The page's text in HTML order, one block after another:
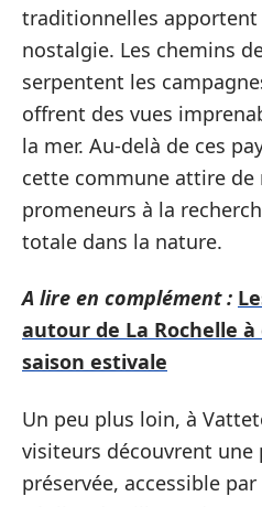
traditionnelles apportent
nostalgie. Les chemins
serpentent les
offrent des vues
la mer. Au-delà de ces
cette commune attire de
promeneurs à la
totale dans la nature.
A lire en complément :
autour de La Rochelle
saison estivale
Un peu plus loin, à
visiteurs découvrent une
préservée, accessible